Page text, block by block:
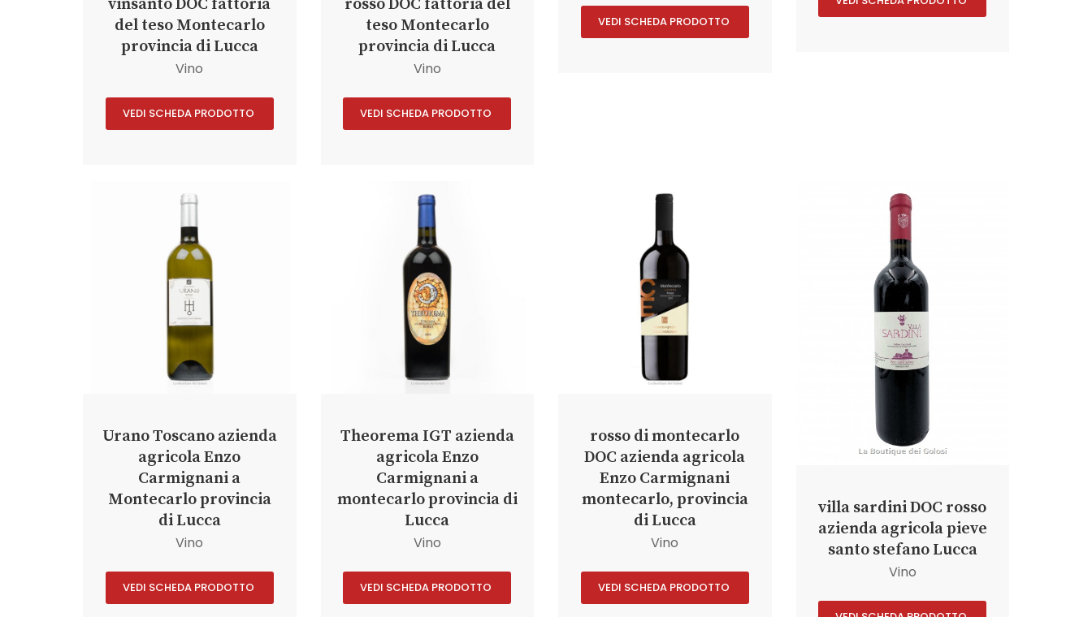
vinsanto DOC fattoria
del teso Montecarlo
provincia di Lucca
Vino
VEDI SCHEDA PRODOTTO
rosso DOC fattoria del
teso Montecarlo
provincia di Lucca
Vino
VEDI SCHEDA PRODOTTO
VEDI SCHEDA PRODOTTO
Urano Toscano azienda
agricola Enzo
Carmignani a
Montecarlo provincia
di Lucca
Vino
VEDI SCHEDA PRODOTTO
Theorema IGT azienda
agricola Enzo
Carmignani a
montecarlo provincia di
Lucca
Vino
VEDI SCHEDA PRODOTTO
rosso di montecarlo
DOC azienda agricola
Enzo Carmignani
montecarlo, provincia
di Lucca
Vino
VEDI SCHEDA PRODOTTO
villa sardini DOC rosso
azienda agricola pieve
santo stefano Lucca
Vino